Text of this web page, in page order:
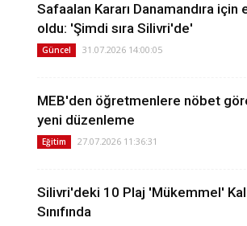
Safaalan Kararı Danamandıra için
oldu: 'Şimdi sıra Silivri'de'
Güncel 31.07.2026 14:00:05
MEB'den öğretmenlere nöbet
yeni düzenleme
Eğitim 27.07.2026 11:36:31
Silivri'deki 10 Plaj 'Mükemmel'
Sınıfında